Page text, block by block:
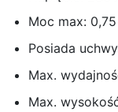
Moc max:
Posiada
Max.
Max.